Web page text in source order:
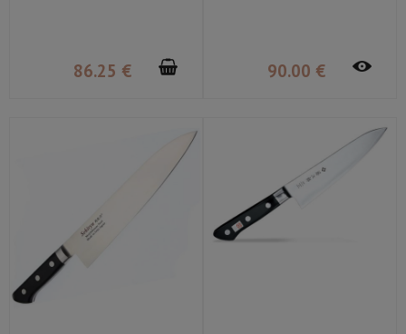
86.25 € 90.00 €